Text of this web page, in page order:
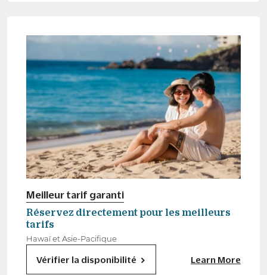
Meilleur tarif garanti
Réservez directement pour les meilleurs
tarifs
Hawaï et Asie-Pacifique
Vérifier la disponibilité Learn More